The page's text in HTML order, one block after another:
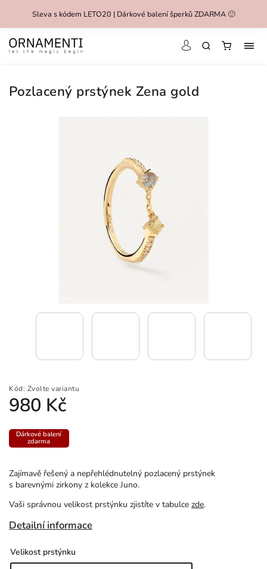
Sleva s kódem LETO20 | Dárkové balení šperků ZDARMA 🙂
Pozlacený prstýnek Zena gold
Kód: Zvolte variantu
980 Kč
Zajímavě řešený a nepřehlédnutelný pozlacený prstýnek
s barevnými zirkony z kolekce Juno.
Vaši správnou velikost prstýnku zjistíte v tabulce zde.
Detailní informace
Dárkové balení
zdarma
Velikost prstýnku